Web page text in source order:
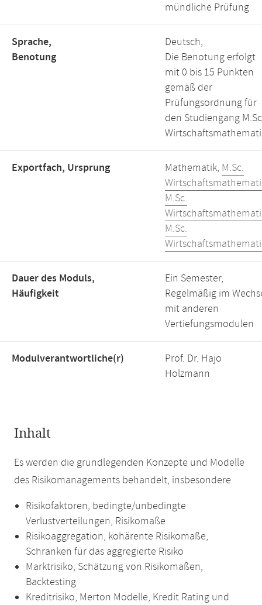
mündliche Prüfung
Sprache,
Benotung
Deutsch,
Die Benotung erfolgt
mit 0 bis 15 Punkten
gemäß der
Prüfungsordnung für
den Studiengang
Exportfach, Ursprung Mathematik, M.Sc.
M.Sc.
M.Sc.
Dauer des Moduls,
Häufigkeit
Ein Semester,
Regelmäßig im
mit anderen
Vertiefungsmodulen
Modulverantwortliche(r)
Prof. Dr. Hajo
Holzmann
Inhalt
Es werden die grundlegenden Konzepte und Modelle
des Risikomanagements behandelt, insbesondere
Risikofaktoren, bedingte/unbedingte
Verlustverteilungen, Risikomaße
Risikoaggregation, kohärente Risikomaße,
Schranken für das aggregierte Risiko
Marktrisiko, Schätzung von Risikomaßen,
Backtesting
Kreditrisiko, Merton Modelle, Kredit Rating und